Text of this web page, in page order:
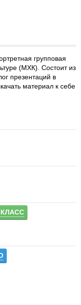
групповая
(МХК). Состоит из
презентаций в
материал к себе
КЛАСС